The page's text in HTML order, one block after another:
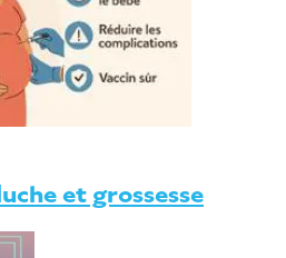
et grossesse